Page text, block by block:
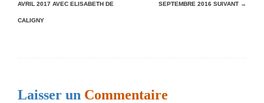
v
AVRIL 2017 AVEC ELISABETH DE
CALIGNY
SEPTEMBRE 2016 SUIVANT →
Laisser un Commentaire